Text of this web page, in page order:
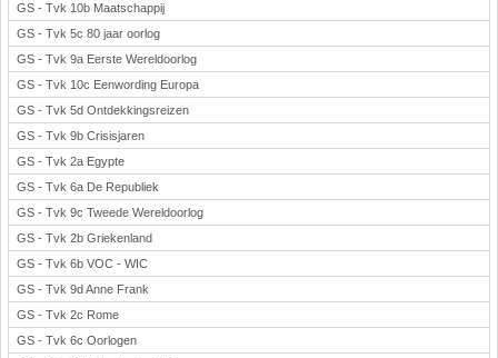
GS - Tvk 10b Maatschappij
GS - Tvk 5c 80 jaar oorlog
GS - Tvk 9a Eerste Wereldoorlog
GS - Tvk 10c Eenwording Europa
GS - Tvk 5d Ontdekkingsreizen
GS - Tvk 9b Crisisjaren
GS - Tvk 2a Egypte
GS - Tvk 6a De Republiek
GS - Tvk 9c Tweede Wereldoorlog
GS - Tvk 2b Griekenland
GS - Tvk 6b VOC - WIC
GS - Tvk 9d Anne Frank
GS - Tvk 2c Rome
GS - Tvk 6c Oorlogen